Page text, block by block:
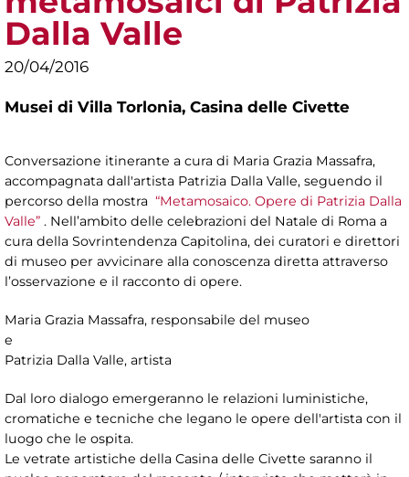
Dalla Valle
20/04/2016
Musei di Villa Torlonia, Casina delle Civette
Conversazione itinerante a cura di Maria Grazia Massafra,
accompagnata dall'artista Patrizia Dalla Valle, seguendo il
percorso della mostra “Metamosaico. Opere di Patrizia Dalla
Valle” . Nell’ambito delle celebrazioni del Natale di Roma a
cura della Sovrintendenza Capitolina, dei curatori e direttori
di museo per avvicinare alla conoscenza diretta attraverso
l’osservazione e il racconto di opere.
Maria Grazia Massafra, responsabile del museo
e
Patrizia Dalla Valle, artista
Dal loro dialogo emergeranno le relazioni luministiche,
cromatiche e tecniche che legano le opere dell'artista con il
luogo che le ospita.
Le vetrate artistiche della Casina delle Civette saranno il